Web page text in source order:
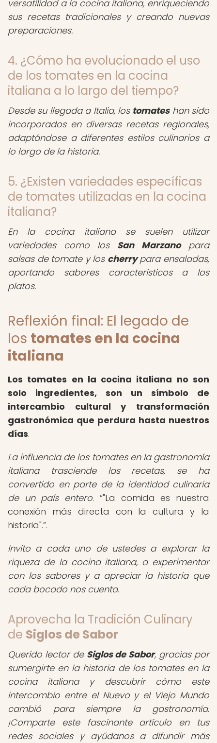
versatilidad a la cocina italiana, enriqueciendo
sus recetas tradicionales y creando nuevas
preparaciones.
4. ¿Cómo ha evolucionado el uso
de los tomates en la cocina
italiana a lo largo del tiempo?
Desde su llegada a Italia, los tomateshan sido
incorporados en diversas recetas regionales,
adaptándose a diferentes estilos culinarios a
lo largo de la historia.
5. ¿Existen variedades específicas
de tomates utilizadas en la cocina
italiana?
En la cocina italiana se suelen utilizar
variedades como los San Marzanopara
salsas de tomate y los cherrypara ensaladas,
aportando sabores característicos a los
platos.
Reflexión final: El legado de
los tomates en la cocina
italiana
Los tomates en la cocina italiana no son
solo ingredientes, son un símbolo de
intercambio cultural y transformación
gastronómica que perdura hasta nuestros
días.
La influencia de los tomates en la gastronomía
italiana trasciende las recetas, se ha
convertido en parte de la identidad culinaria
de un país entero.
"La comida es nuestra
conexión más directa con la cultura y la
historia". .
Invito a cada uno de ustedes a explorar la
riqueza de la cocina italiana, a experimentar
con los sabores y a apreciar la historia que
cada bocado nos cuenta.
Aprovecha la Tradición Culinary
de Siglos de Sabor
Querido lector de Siglos de Sabor, gracias por
sumergirte en la historia de los tomates en la
cocina italiana y descubrir cómo este
intercambio entre el Nuevo y el Viejo Mundo
cambió para siempre la gastronomía.
¡Comparte este fascinante artículo en tus
redes sociales y ayúdanos a difundir más